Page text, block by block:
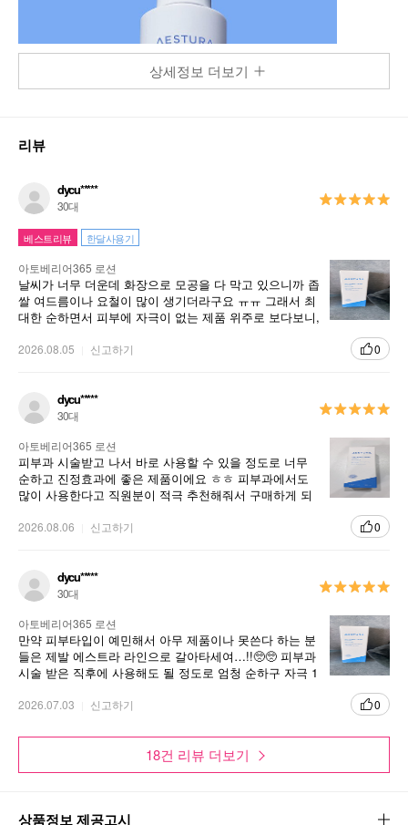
상세정보 더보기
리뷰
dycu*****
30대
베스트리뷰 한달사용기
아토베리어365 로션
날씨가 너무 더운데 화장으로 모공을 다 막고 있으니까 좁
쌀 여드름이나 요철이 많이 생기더라구요 ㅠㅠ 그래서 최
대한 순하면서 피부에 자극이 없는 제품 위주로 보다보니,
피부과 시술을 받은 직후에 발라도 자극감 하나도 없이 진
2026.08.05 신고하기 0
dycu*****
30대
아토베리어365 로션
피부과 시술받고 나서 바로 사용할 수 있을 정도로 너무
순하고 진정효과에 좋은 제품이에요 ㅎㅎ 피부과에서도
많이 사용한다고 직원분이 적극 추천해줘서 구매하게 되
2026.08.06 신고하기 0
dycu*****
30대
아토베리어365 로션
만약 피부타입이 예민해서 아무 제품이나 못쓴다 하는 분
들은 제발 에스트라 라인으로 갈아타세여…!!🥺🥺 피부과
시술 받은 직후에 사용해도 될 정도로 엄청 순하구 자극 1
했을때 삭 스며드는데, 촉촉함은 오래 가는 제형이라, 건
2026.07.03 신고하기 0
18건 리뷰 더보기
상품정보 제공고시